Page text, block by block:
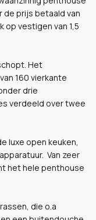
de prijs betaald van
op vestigen van 1,5
Het
160 vierkante
drie
verdeeld over twee
luxe open keuken,
Van zeer
het hele penthouse
die o.a